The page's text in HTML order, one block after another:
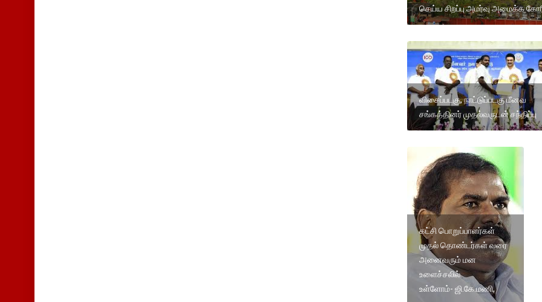
செய்ய சிறப்பு அமர்வு அமைக்க
விசைப்படகு, நாட்டுப்படகு மீனவ
சங்கத்தினர் முதல்வருடன் சந்திப்பு
கட்சி பொறுப்பாளர்கள்
முதல் தொண்டர்கள் வரை
அனைவரும் மன
உளைச்சலில்
உள்ளோம்- ஜி.கே.மணி,